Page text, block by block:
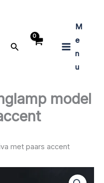
Zoeken
M
e
n
u
model
met paars accent